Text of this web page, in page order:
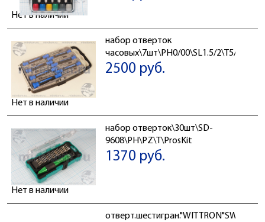
Нет в наличии
набор отверток
часовых\7шт\PH0/00\SL1.5/2\T5/6/7\
2500 руб.
Нет в наличии
набор отверток\30шт\SD-
9608\PH\PZ\T\ProsKit
1370 руб.
Нет в наличии
отверт.шестигран."WITTRON"SW-